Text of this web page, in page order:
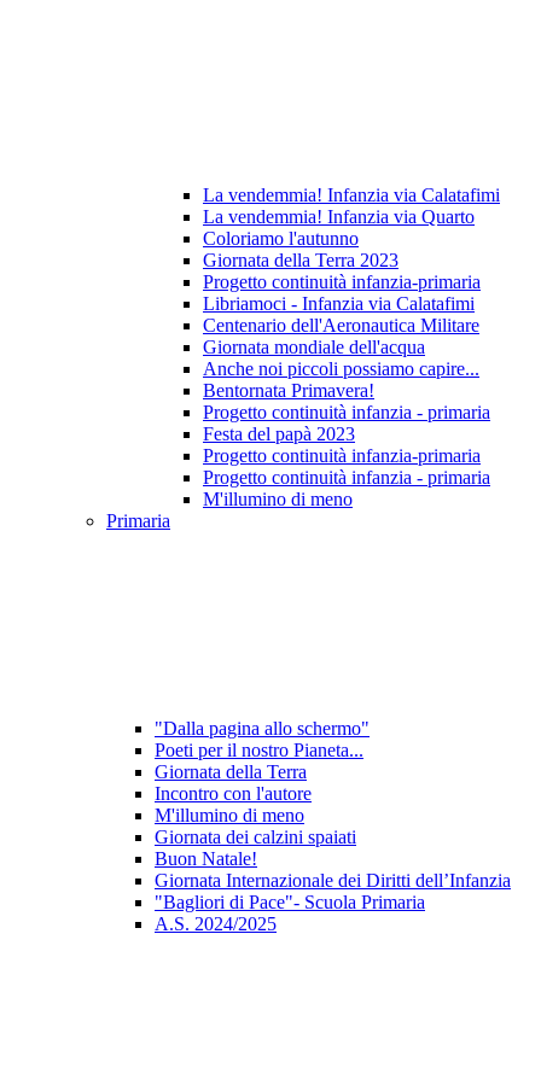
La vendemmia! Infanzia via Calatafimi
La vendemmia! Infanzia via Quarto
Coloriamo l'autunno
Giornata della Terra 2023
Progetto continuità infanzia-primaria
Libriamoci - Infanzia via Calatafimi
Centenario dell'Aeronautica Militare
Giornata mondiale dell'acqua
Anche noi piccoli possiamo capire...
Bentornata Primavera!
Progetto continuità infanzia - primaria
Festa del papà 2023
Progetto continuità infanzia-primaria
Progetto continuità infanzia - primaria
M'illumino di meno
Primaria
"Dalla pagina allo schermo"
Poeti per il nostro Pianeta...
Giornata della Terra
Incontro con l'autore
M'illumino di meno
Giornata dei calzini spaiati
Buon Natale!
Giornata Internazionale dei Diritti dell’Infanzia
"Bagliori di Pace"- Scuola Primaria
A.S. 2024/2025